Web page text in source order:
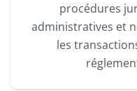
procédures
administratives et
les